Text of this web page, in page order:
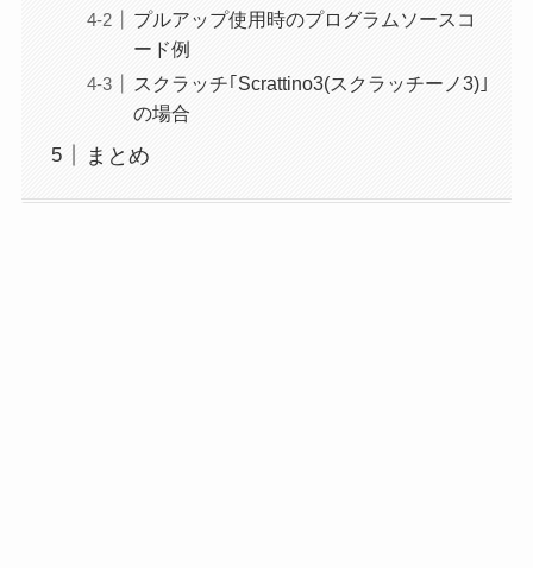
プルアップ使用時のプログラムソースコ
ード例
スクラッチ｢Scrattino3(スクラッチーノ3)｣
の場合
まとめ